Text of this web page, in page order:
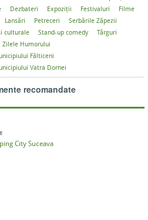
Dezbateri Expoziții Festivaluri
Filme
Lansări
Petreceri
Serbările Zăpezii
culturale
Stand-up comedy
Târguri
Zilele Humorului
Fălticeni
Vatra Dornei
recomandate